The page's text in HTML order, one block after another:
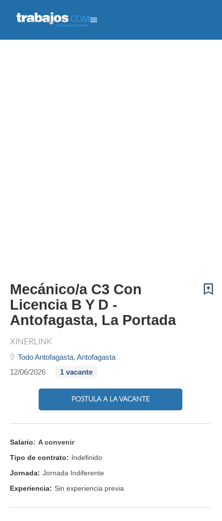
Mecánico/a C3 Con
Licencia B Y D -
Antofagasta, La Portada
XINERLINK
Todo Antofagasta, Antofagasta
12/06/2026
1 vacante
POSTULA A LA VACANTE
Salario: A convenir
Tipo de contrato: Indefinido
Jornada: Jornada Indiferente
Experiencia: Sin experiencia previa